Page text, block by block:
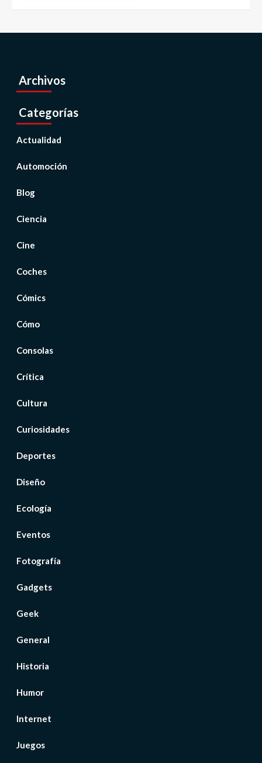
Archivos
Categorías
Actualidad
Automoción
Blog
Ciencia
Cine
Coches
Cómics
Cómo
Consolas
Crítica
Cultura
Curiosidades
Deportes
Diseño
Ecología
Eventos
Fotografía
Gadgets
Geek
General
Historia
Humor
Internet
Juegos